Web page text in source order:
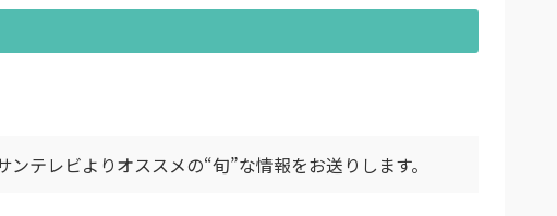
テレビよりオススメの“旬”な情報をお送りします。